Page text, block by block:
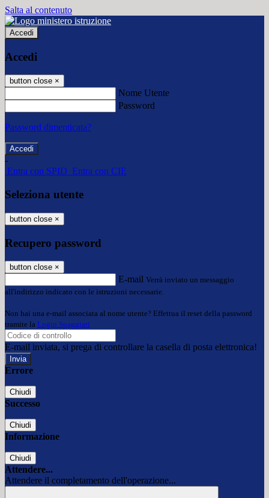
Salta al contenuto
Accedi
Accedi
button close ×
Nome Utente
Password
Password dimenticata?
-
Entra con SPID Entra con CIE
Seleziona utente
button close ×
Recupero password
button close ×
E-mail Verrà inviato un messaggio
all'indirizzo indicato con le istruzioni necessarie.
Non hai una e-mail associata al nome utente? Effettua il reset della password
tramite la Login Spaggiari
E-mail inviata, si prega di controllare la casella di posta elettronica!
Errore
Chiudi
Successo
Chiudi
Informazione
Chiudi
Attendere...
Attendere il completamento dell'operazione...